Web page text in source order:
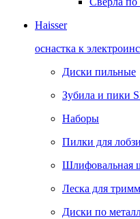
Haisser
оснастка к
Диски пильные
Зубила и пики
Наборы
Пилки для
Шлифовальная
Леска для
Диски по